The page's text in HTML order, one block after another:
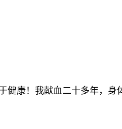
康！我献血二十多年，身